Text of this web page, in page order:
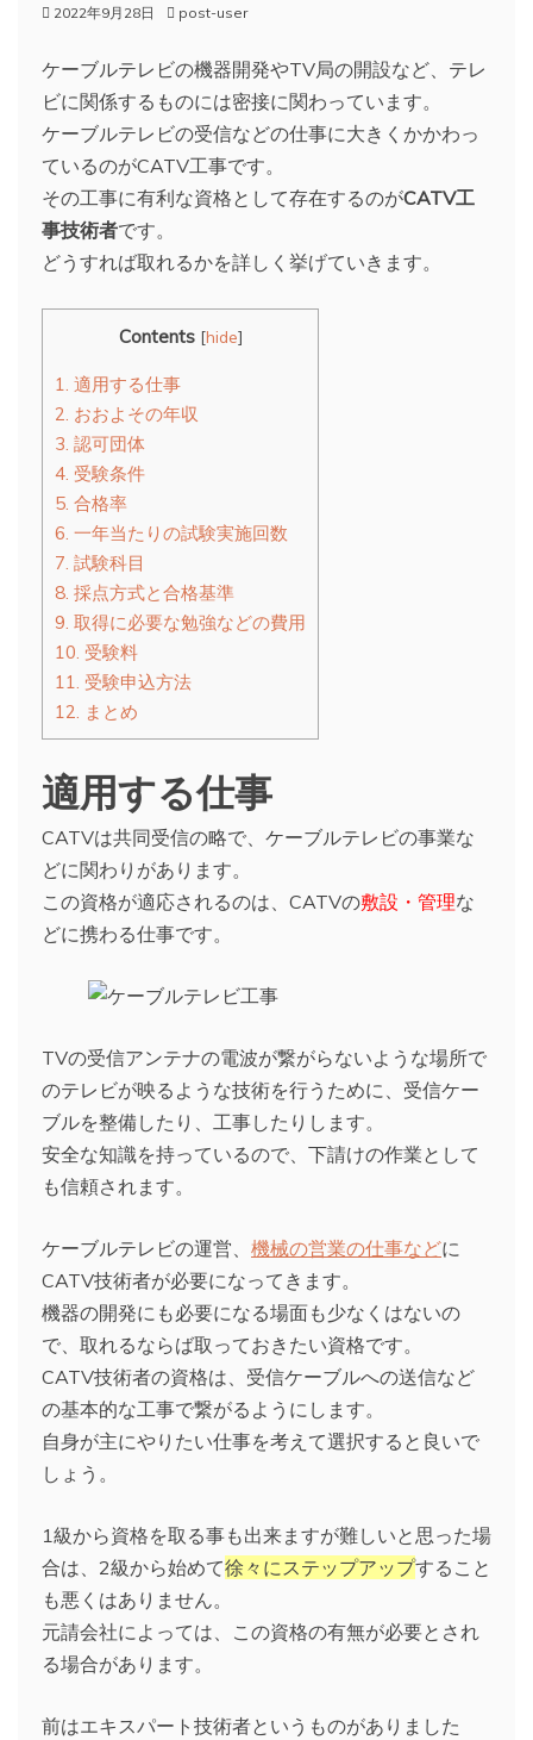
2022年9月28日 post-user
ケーブルテレビの機器開発やTV局の開設など、テレ
ビに関係するものには密接に関わっています。
ケーブルテレビの受信などの仕事に大きくかかわっ
ているのがCATV工事です。
その工事に有利な資格として存在するのがCATV工
事技術者です。
どうすれば取れるかを詳しく挙げていきます。
Contents [hide]
1. 適用する仕事
2. おおよその年収
3. 認可団体
4. 受験条件
5. 合格率
6. 一年当たりの試験実施回数
7. 試験科目
8. 採点方式と合格基準
9. 取得に必要な勉強などの費用
10. 受験料
11.
受験申込方法
12.
まとめ
適用する仕事
CATVは共同受信の略で、ケーブルテレビの事業な
どに関わりがあります。
この資格が適応されるのは、CATVの敷設・管理な
どに携わる仕事です。
TVの受信アンテナの電波が繋がらないような場所で
のテレビが映るような技術を行うために、受信ケー
ブルを整備したり、工事したりします。
安全な知識を持っているので、下請けの作業として
も信頼されます。
ケーブルテレビの運営、 機械の営業の仕事などに
CATV技術者が必要になってきます。
機器の開発にも必要になる場面も少なくはないの
で、取れるならば取っておきたい資格です。
CATV技術者の資格は、受信ケーブルへの送信など
の基本的な工事で繋がるようにします。
自身が主にやりたい仕事を考えて選択すると良いで
しょう。
1級から資格を取る事も出来ますが難しいと思った場
合は、2級から始めて徐々にステップアップすること
も悪くはありません。
元請会社によっては、この資格の有無が必要とされ
る場合があります。
前はエキスパート技術者というものがありました